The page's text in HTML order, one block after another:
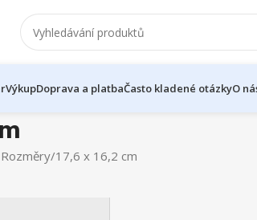
VýkupDoprava a platbaČasto kladené otázkyO
17,6 x 16,2 cm